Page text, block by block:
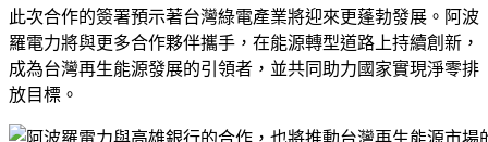
此次合作的簽署預示著台灣綠電產業將迎來更蓬勃發展。阿波
羅電力將與更多合作夥伴攜手，在能源轉型道路上持續創新，
成為台灣再生能源發展的引領者，並共同助力國家實現淨零排
放目標。